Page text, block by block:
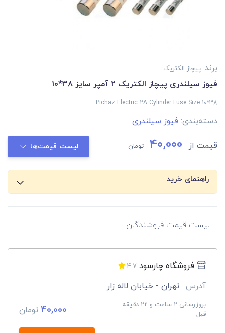
برند: پیچاز الکتریک
فیوز سیلندری پیچاز الکتریک 2 آمپر سایز 38*10
Pichaz Electric 2A Cylinder Fuse Size 10*38
دسته‌بندی: فیوز سیلندری
قیمت از 40,000 تومان لیست قیمت‌ها
راهنمای خرید
لیست قیمت فروشندگان
فروشگاه چارسود 4.7
آدرس تهران - خیابان لاله زار
بروزرسانی 2 ساعت و 22 دقیقه
قبل
40,000 تومان